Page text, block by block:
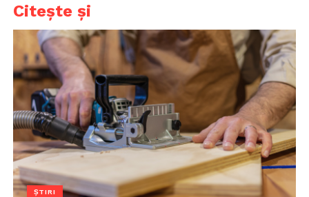
Citește și
ȘTIRI